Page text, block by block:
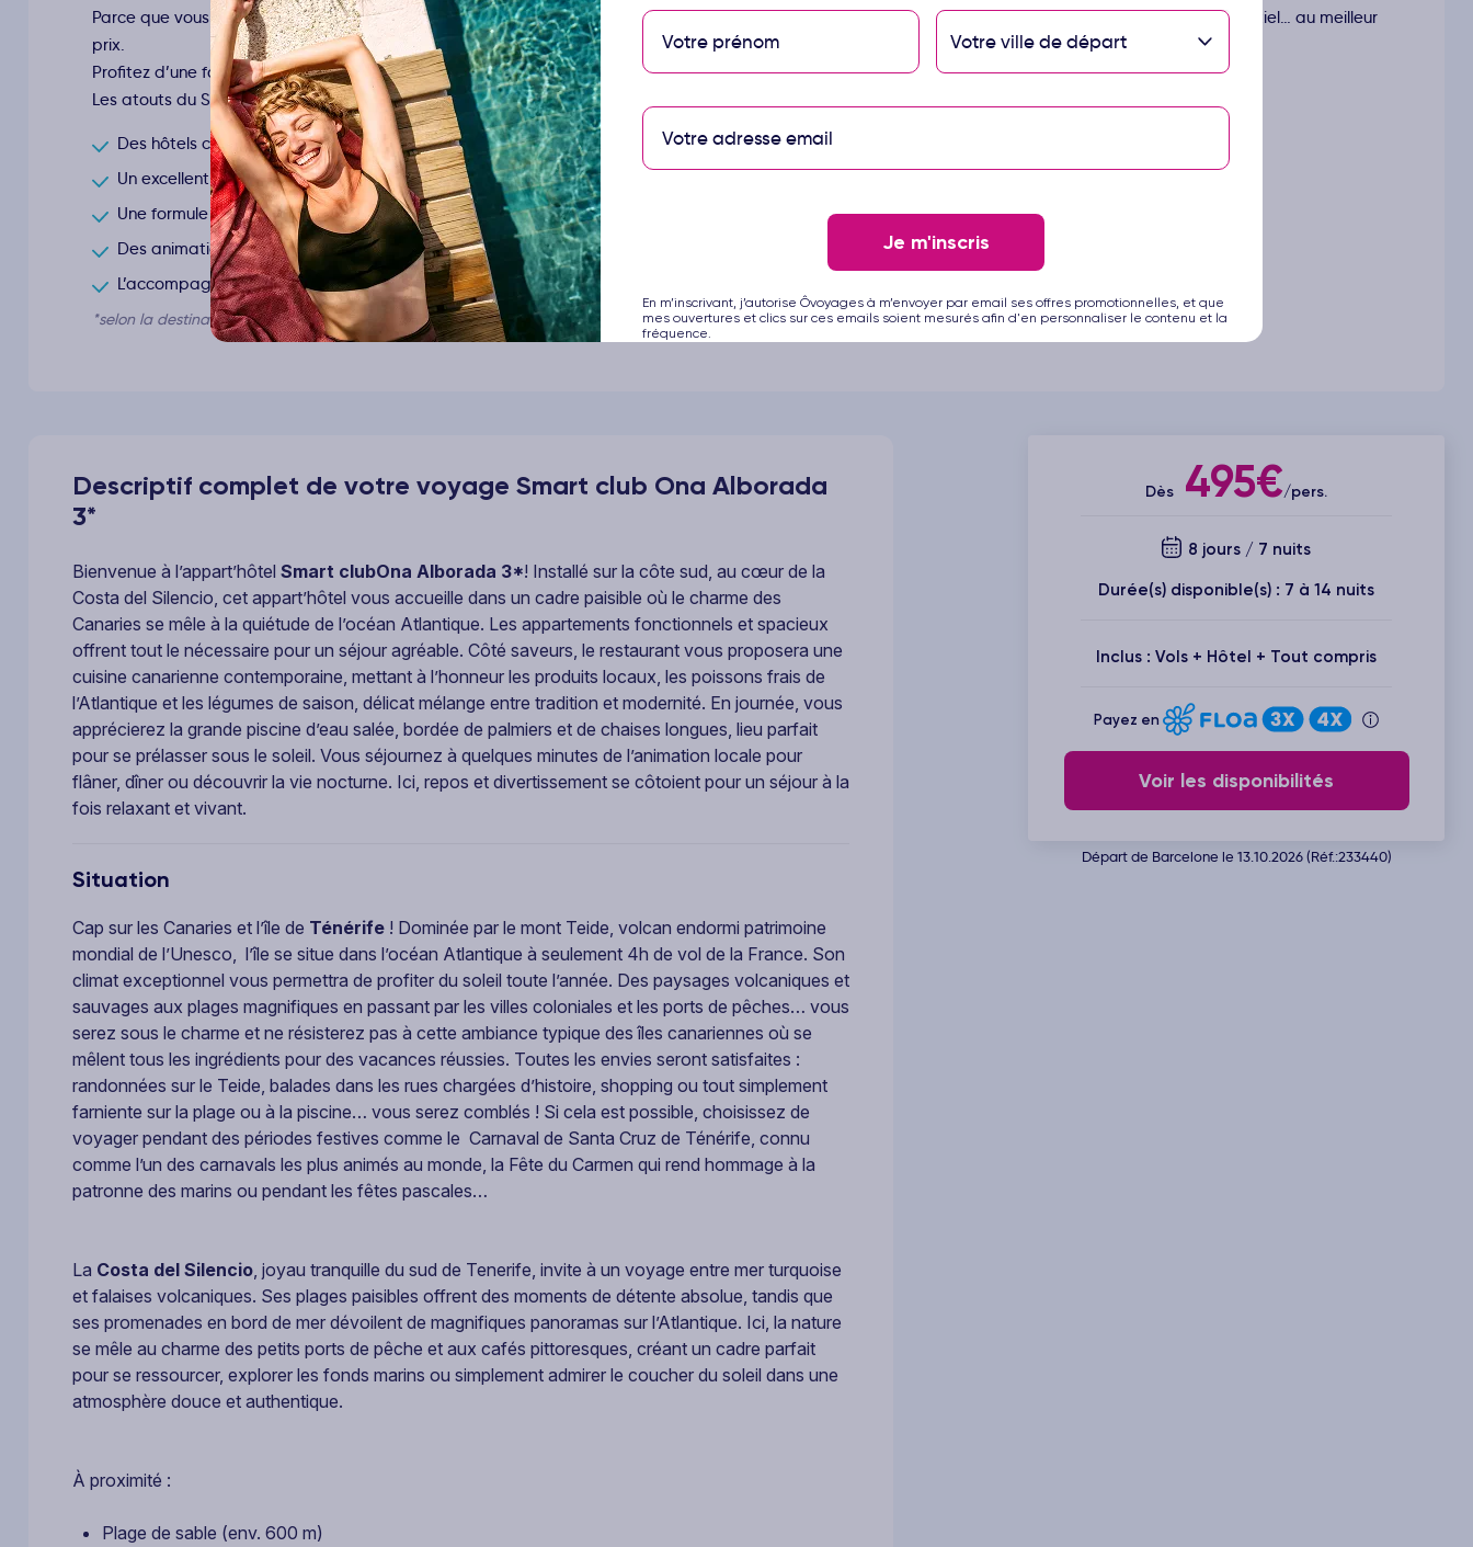
Parce que vous recherchez le juste équilibre entre qualité et budget maîtrisé, nous avons imaginé Smart club : des séjours pensés pour vous offrir l’essentiel… au meilleur
prix.
Profitez d’une formule « tout compris » conçue pour vous garantir confort, simplicité et moments inoubliables, sans compromis.
Les atouts du Smart club* :
Des hôtels clubs 3* et 4* rigoureusement sélectionnés
Un excellent rapport qualité-prix
Une formule en pension complète ou tout compris, selon vos envies
Des animations internationales en journée comme en soirée
L’accompagnement d’un ambassadeur Ôvoyages tout au long de votre séjour
*selon la destination
Descriptif complet de votre voyage Smart club Ona Alborada
3*
Bienvenue à l’appart’hôtel Smart clubOna Alborada 3*! Installé sur la côte sud, au cœur de la
Costa del Silencio, cet appart’hôtel vous accueille dans un cadre paisible où le charme des
Canaries se mêle à la quiétude de l’océan Atlantique. Les appartements fonctionnels et spacieux
offrent tout le nécessaire pour un séjour agréable. Côté saveurs, le restaurant vous proposera une
cuisine canarienne contemporaine, mettant à l’honneur les produits locaux, les poissons frais de
l’Atlantique et les légumes de saison, délicat mélange entre tradition et modernité. En journée, vous
apprécierez la grande piscine d’eau salée, bordée de palmiers et de chaises longues, lieu parfait
pour se prélasser sous le soleil. Vous séjournez à quelques minutes de l’animation locale pour
flâner, dîner ou découvrir la vie nocturne. Ici, repos et divertissement se côtoient pour un séjour à la
fois relaxant et vivant.
Situation
Cap sur les Canaries et l’île de Ténérife ! Dominée par le mont Teide, volcan endormi patrimoine
mondial de l’Unesco, l’île se situe dans l’océan Atlantique à seulement 4h de vol de la France. Son
climat exceptionnel vous permettra de profiter du soleil toute l’année. Des paysages volcaniques et
sauvages aux plages magnifiques en passant par les villes coloniales et les ports de pêches… vous
serez sous le charme et ne résisterez pas à cette ambiance typique des îles canariennes où se
mêlent tous les ingrédients pour des vacances réussies. Toutes les envies seront satisfaites :
randonnées sur le Teide, balades dans les rues chargées d’histoire, shopping ou tout simplement
farniente sur la plage ou à la piscine… vous serez comblés ! Si cela est possible, choisissez de
voyager pendant des périodes festives comme le Carnaval de Santa Cruz de Ténérife, connu
comme l’un des carnavals les plus animés au monde, la Fête du Carmen qui rend hommage à la
patronne des marins ou pendant les fêtes pascales…
La Costa del Silencio , joyau tranquille du sud de Tenerife, invite à un voyage entre mer turquoise
et falaises volcaniques. Ses plages paisibles offrent des moments de détente absolue, tandis que
ses promenades en bord de mer dévoilent de magnifiques panoramas sur l’Atlantique. Ici, la nature
se mêle au charme des petits ports de pêche et aux cafés pittoresques, créant un cadre parfait
pour se ressourcer, explorer les fonds marins ou simplement admirer le coucher du soleil dans une
atmosphère douce et authentique.
À proximité :
Plage de sable (env. 600 m)
Dès 495€/pers.
8 jours / 7 nuits
Durée(s) disponible(s) : 7 à 14 nuits
Inclus : Vols + Hôtel + Tout compris
Payez en
Voir les disponibilités
Départ de Barcelone le 13.10.2026 (Réf.:233440)
Votre ville de départ
Je m'inscris
En m’inscrivant, j’autorise Ôvoyages à m’envoyer par email ses offres promotionnelles, et que
mes ouvertures et clics sur ces emails soient mesurés afin d'en personnaliser le contenu et la
fréquence.